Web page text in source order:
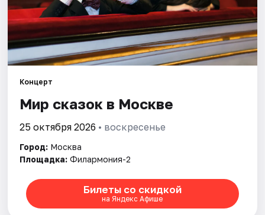
Спорт
События
Площадки
Артисты
Рейтинги
Концерт
Мир сказок в Москве
25 октября 2026 • воскресенье
Город: Москва
Площадка: Филармония-2
Билеты со скидкой
на Яндекс Афише